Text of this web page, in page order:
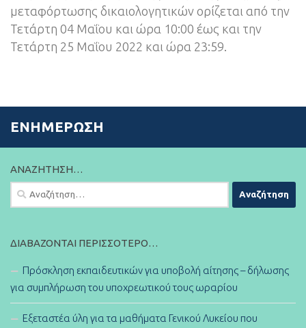
μεταφόρτωσης δικαιολογητικών ορίζεται από την
Τετάρτη 04 Μαΐου και ώρα 10:00 έως και την
Τετάρτη 25 Μαΐου 2022 και ώρα 23:59.
ΕΝΗΜΈΡΩΣΗ
ΑΝΑΖΉΤΗΣΗ…
Αναζήτηση
για:
ΔΙΑΒΆΖΟΝΤΑΙ ΠΕΡΙΣΣΌΤΕΡΟ…
Πρόσκληση εκπαιδευτικών για υποβολή αίτησης – δήλωσης
για συμπλήρωση του υποχρεωτικού τους ωραρίου
Εξεταστέα ύλη για τα μαθήματα Γενικού Λυκείου που